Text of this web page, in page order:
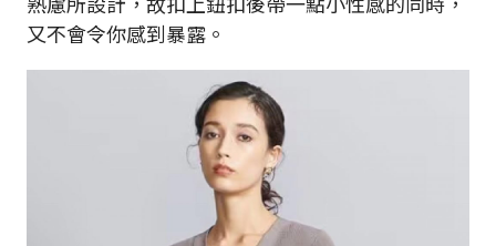
又不會令你感到暴露。